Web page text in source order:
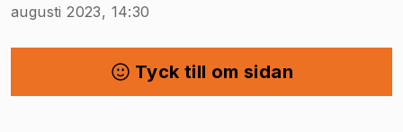
augusti 2023, 14:30
Tyck till om sidan